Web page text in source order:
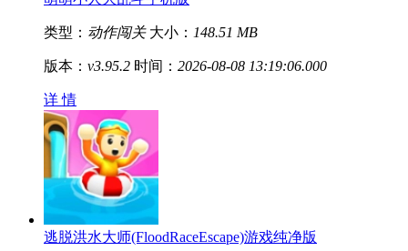
类型： 动作闯关 大小： 148.51 MB
版本： v3.95.2 时间： 2026-08-08 13:19:06.000
详 情
逃脱洪水大师(FloodRaceEscape)游戏纯净版